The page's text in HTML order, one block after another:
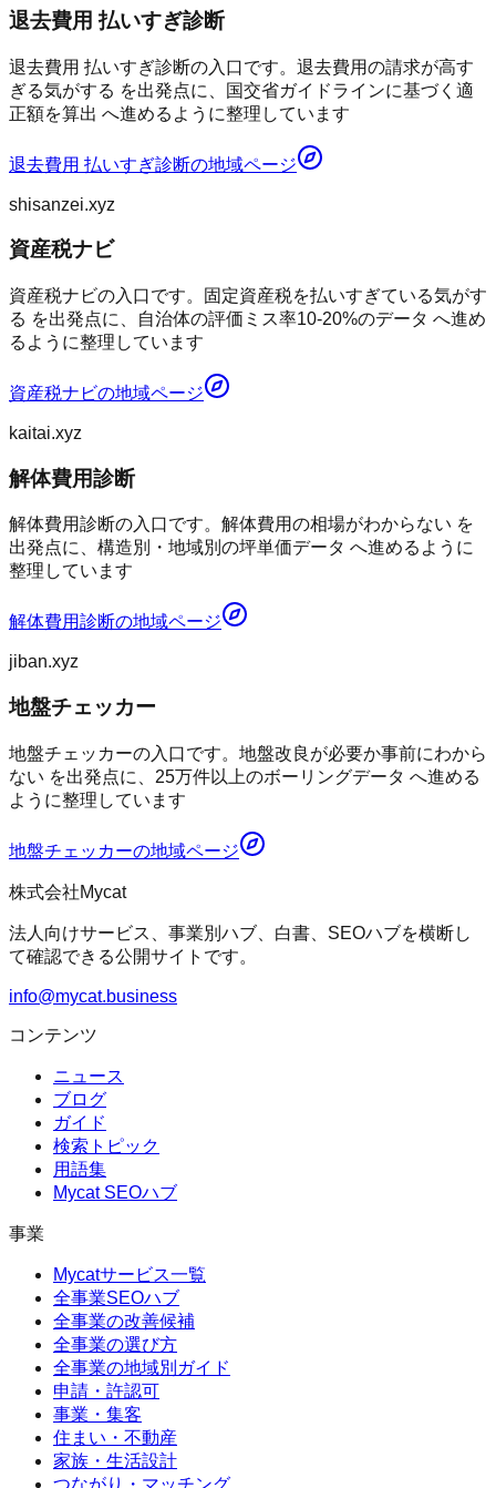
退去費用 払いすぎ診断
退去費用 払いすぎ診断の入口です。退去費用の請求が高す
ぎる気がする を出発点に、国交省ガイドラインに基づく適
正額を算出 へ進めるように整理しています
退去費用 払いすぎ診断の地域ページ
shisanzei.xyz
資産税ナビ
資産税ナビの入口です。固定資産税を払いすぎている気がす
る を出発点に、自治体の評価ミス率10-20%のデータ へ進め
るように整理しています
資産税ナビの地域ページ
kaitai.xyz
解体費用診断
解体費用診断の入口です。解体費用の相場がわからない を
出発点に、構造別・地域別の坪単価データ へ進めるように
整理しています
解体費用診断の地域ページ
jiban.xyz
地盤チェッカー
地盤チェッカーの入口です。地盤改良が必要か事前にわから
ない を出発点に、25万件以上のボーリングデータ へ進める
ように整理しています
地盤チェッカーの地域ページ
株式会社Mycat
法人向けサービス、事業別ハブ、白書、SEOハブを横断し
て確認できる公開サイトです。
info@mycat.business
コンテンツ
ニュース
ブログ
ガイド
検索トピック
用語集
Mycat SEOハブ
事業
Mycatサービス一覧
全事業SEOハブ
全事業の改善候補
全事業の選び方
全事業の地域別ガイド
申請・許認可
事業・集客
住まい・不動産
家族・生活設計
つながり・マッチング